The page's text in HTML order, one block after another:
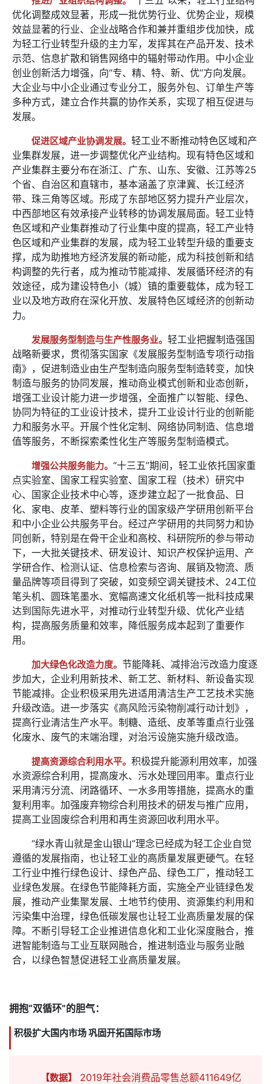
优化调整成效显著，形成一批优势行业、优势企业，规模
效益显著的行业、企业战略合作和兼并重组步伐加快，成
为轻工行业转型升级的主力军，发挥其在产品开发、技术
示范、信息扩散和销售网络中的辐射带动作用。中小企业
创业创新活力增强，向“专、精、特、新、优”方向发展。
大企业与中小企业通过专业分工，服务外包、订单生产等
多种方式，建立合作共赢的协作关系，实现了相互促进与
发展。
促进区域产业协调发展。 轻工业不断推动特色区域和产
业集群发展，进一步调整优化产业结构。现有特色区域和
产业集群主要分布在浙江、广东、山东、安徽、江苏等25
个省、自治区和直辖市，基本涵盖了京津冀、长江经济
带、珠三角等区域。形成了东部地区努力提升产业层次，
中西部地区有效承接产业转移的协调发展局面。轻工业特
色区域和产业集群推动了行业集中度的提高，轻工产业特
色区域和产业集群的发展，成为轻工业转型升级的重要支
撑，成为助推地方经济发展的新动能，成为科技创新和结
构调整的先行者，成为推动节能减排、发展循环经济的有
效途径，成为建设特色小（城）镇的重要载体，成为轻工
业以及地方政府在深化开放、发展特色区域经济的创新动
力。
发展服务型制造与生产性服务业。 轻工业把握制造强国
战略新要求，贯彻落实国家《发展服务型制造专项行动指
南》，促进制造业由生产型制造向服务型制造转变，加快
制造与服务的协同发展，推动商业模式创新和业态创新，
增强工业设计能力进一步增强，全面推广以智能、绿色、
协同为特征的工业设计技术，提升工业设计行业的创新能
力和服务水平。开展个性化定制、网络协同制造、信息增
值等服务，不断探索柔性化生产等服务型制造模式。
增强公共服务能力。 “十三五”期间，轻工业依托国家重
点实验室、国家工程实验室、国家工程（技术）研究中
心、国家企业技术中心等，逐步建立起了一批食品、日
化、家电、皮革、塑料等行业的国家级产学研用创新平台
和中小企业公共服务平台。经过产学研用的共同努力和协
同创新，特别是在骨干企业和高校、科研院所的参与带动
下，一大批关键技术、研发设计、知识产权保护运用、产
学研合作、检测认证、信息检索与咨询、展销及物流、质
量品牌等项目得到了突破，如变频空调关键技术、24工位
笔头机、圆珠笔墨水、宽幅高速文化纸机等一批科技成果
达到国际先进水平，对推动行业转型升级、优化产业结
构，提高服务质量和效率，降低服务成本起到了重要作
用。
加大绿色化改造力度。 节能降耗、减排治污改造力度逐
步加大，企业利用新技术、新工艺、新材料、新设备实现
节能减排。企业积极采用先进适用清洁生产工艺技术实施
升级改造。进一步落实《高风险污染物削减行动计划》，
提高行业清洁生产水平。制糖、造纸、皮革等重点行业强
化废水、废气的末端治理，对治污设施实施升级改造。
提高资源综合利用水平。 积极提升能源利用效率，加强
水资源综合利用，提高废水、污水处理回用率。重点行业
采用清污分流、闭路循环、一水多用等措施，提高水的重
复利用率。加强废弃物综合利用技术的研发与推广应用，
提高工业固废综合利用和再生资源回收利用水平。
“绿水青山就是金山银山”理念已经成为轻工企业自觉
遵循的发展指南，也让轻工业的高质量发展更硬气。在轻
工行业中推行绿色设计、绿色产品、绿色工厂，推动轻工
业绿色发展。在绿色节能降耗方面，实施全产业链绿色发
展，推动产业集聚发展、土地节约使用、资源集约利用和
污染集中治理，绿色低碳发展也让轻工业高质量发展的保
障。不断引导轻工企业推进信息化和工业化深度融合，推
进智能制造与工业互联网融合，推进制造业与服务业融
合，以绿色智慧促进轻工业高质量发展。
拥抱“双循环”的胆气：
积极扩大国内市场 巩固开拓国际市场
【数据】
2019年社会消费品零售总额411649亿